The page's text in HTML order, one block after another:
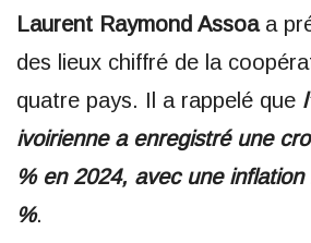
Laurent Raymond Assoaa
des lieux chiffré de la
quatre pays. Il a rappelé que
ivoirienne a enregistré une
% en 2024, avec une
%.